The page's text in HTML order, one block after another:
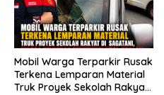
Mobil Warga Terparkir Rusak
Terkena Lemparan Material
Truk Proyek Sekolah Rakyat